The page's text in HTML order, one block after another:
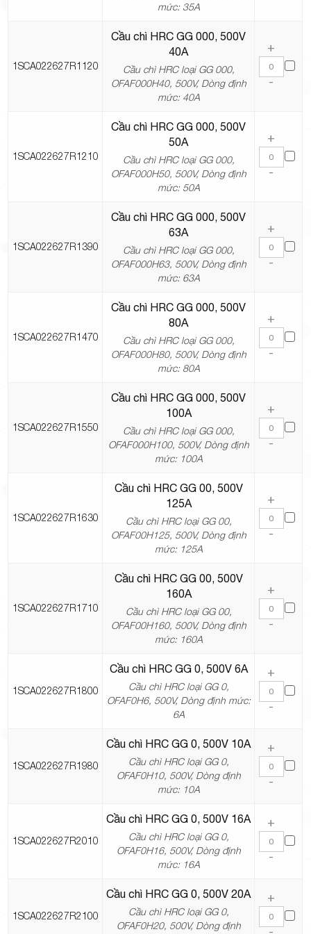
mức: 35A
1SCA022627R1120
Cầu chì HRC GG 000, 500V
40A
Cầu chì HRC loại GG 000,
OFAF000H40, 500V, Dòng định
mức: 40A
+
-
1SCA022627R1210
Cầu chì HRC GG 000, 500V
50A
Cầu chì HRC loại GG 000,
OFAF000H50, 500V, Dòng định
mức: 50A
+
-
1SCA022627R1390
Cầu chì HRC GG 000, 500V
63A
Cầu chì HRC loại GG 000,
OFAF000H63, 500V, Dòng định
mức: 63A
+
-
1SCA022627R1470
Cầu chì HRC GG 000, 500V
80A
Cầu chì HRC loại GG 000,
OFAF000H80, 500V, Dòng định
mức: 80A
+
-
1SCA022627R1550
Cầu chì HRC GG 000, 500V
100A
Cầu chì HRC loại GG 000,
OFAF000H100, 500V, Dòng định
mức: 100A
+
-
1SCA022627R1630
Cầu chì HRC GG 00, 500V
125A
Cầu chì HRC loại GG 00,
OFAF00H125, 500V, Dòng định
mức: 125A
+
-
1SCA022627R1710
Cầu chì HRC GG 00, 500V
160A
Cầu chì HRC loại GG 00,
OFAF00H160, 500V, Dòng định
mức: 160A
+
-
1SCA022627R1800
Cầu chì HRC GG 0, 500V 6A
Cầu chì HRC loại GG 0,
OFAF0H6, 500V, Dòng định mức:
6A
+
-
1SCA022627R1980
Cầu chì HRC GG 0, 500V 10A
Cầu chì HRC loại GG 0,
OFAF0H10, 500V, Dòng định
mức: 10A
+
-
1SCA022627R2010
Cầu chì HRC GG 0, 500V 16A
Cầu chì HRC loại GG 0,
OFAF0H16, 500V, Dòng định
mức: 16A
+
-
1SCA022627R2100
Cầu chì HRC GG 0, 500V 20A
Cầu chì HRC loại GG 0,
OFAF0H20, 500V, Dòng định
+
-